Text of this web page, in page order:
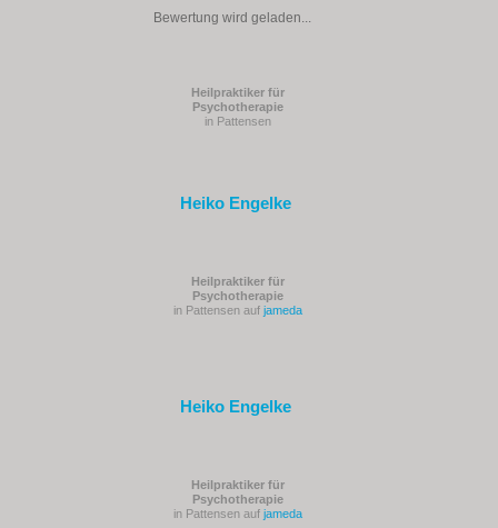
Bewertung wird geladen...
Heilpraktiker für
Psychotherapie
in Pattensen
Heiko Engelke
Heilpraktiker für
Psychotherapie
in Pattensen auf jameda
Heiko Engelke
Heilpraktiker für
Psychotherapie
in Pattensen auf jameda